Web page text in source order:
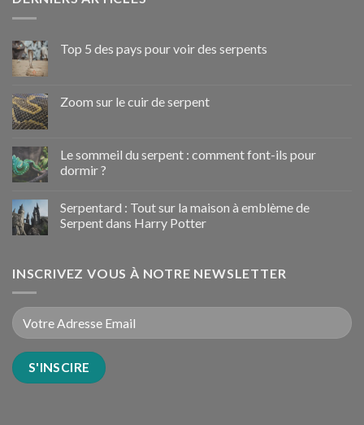
Top 5 des pays pour voir des serpents
Zoom sur le cuir de serpent
Le sommeil du serpent : comment font-ils pour
dormir ?
Serpentard : Tout sur la maison à emblème de
Serpent dans Harry Potter
INSCRIVEZ VOUS À NOTRE NEWSLETTER